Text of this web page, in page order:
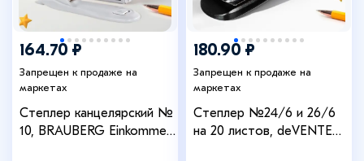
164.70 ₽
Запрещен к продаже на
маркетах
Степлер канцелярский №
10, BRAUBERG Einkommen,
180.90 ₽
Запрещен к продаже на
маркетах
Степлер №24/6 и 26/6
на 20 листов, deVENTE